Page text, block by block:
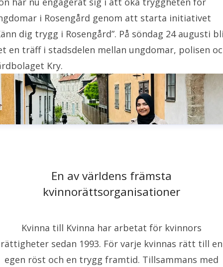
i Rosengård genom att starta initiativet
dig trygg i Rosengård”. På söndag 24 augusti
en träff i stadsdelen mellan ungdomar, polisen
Kry.
En av världens främsta
kvinnorättsorganisationer
Kvinna till Kvinna har arbetat för kvinnors
rättigheter sedan 1993. För varje kvinnas rätt till en
egen röst och en trygg framtid. Tillsammans med